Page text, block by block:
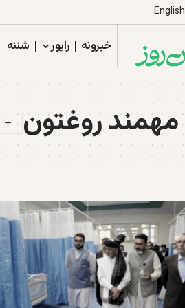
English
خبرونه راپور شننه
مهمند روغتون